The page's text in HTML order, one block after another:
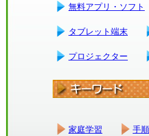
無料アプリ・ソフト
タブレット端末
プロジェクター
家庭学習 手